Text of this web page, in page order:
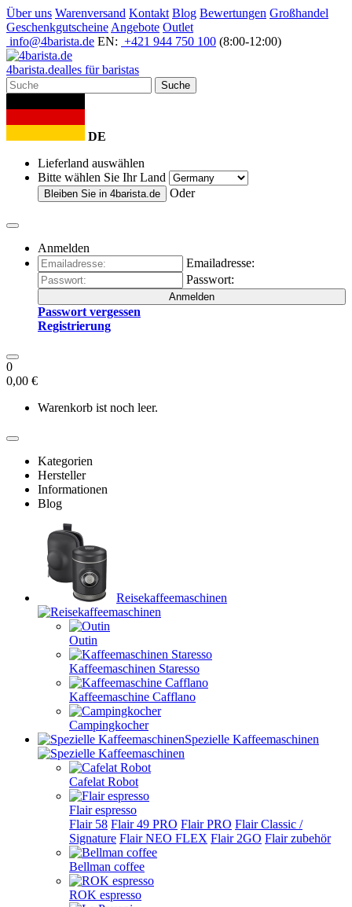
Über uns Warenversand Kontakt Blog Bewertungen Großhandel
Geschenkgutscheine Angebote Outlet
info@4barista.de EN: +421 944 750 100 (8:00-12:00)
4barista.dealles für baristas
Suche
DE
Lieferland auswählen
Bitte wählen Sie Ihr Land
Bleiben Sie in 4barista.de Oder
Anmelden
Emailadresse:
Passwort:
Anmelden
Passwort vergessen
Registrierung
0
0,00 €
Warenkorb ist noch leer.
Kategorien
Hersteller
Informationen
Blog
Reisekaffeemaschinen
Outin
Kaffeemaschinen Staresso
Kaffeemaschine Cafflano
Campingkocher
Spezielle Kaffeemaschinen
Cafelat Robot
Flair espresso
Flair 58 Flair 49 PRO Flair PRO Flair Classic /
Signature Flair NEO FLEX Flair 2GO Flair zubehör
Bellman coffee
ROK espresso